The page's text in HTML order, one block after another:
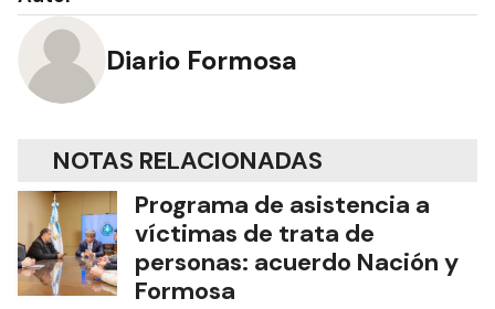
Diario Formosa
NOTAS RELACIONADAS
Programa de asistencia a
víctimas de trata de
personas: acuerdo Nación y
Formosa